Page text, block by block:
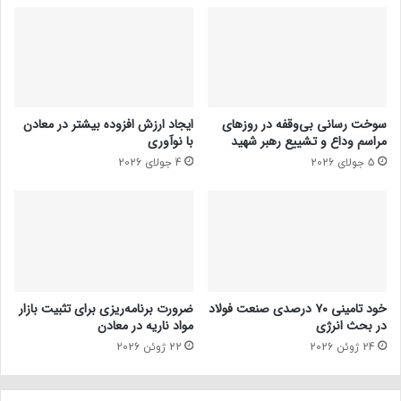
سوخت رسانی بی‌وقفه در روز‌های
مراسم وداع و تشییع رهبر شهید
5 جولای 2026
ایجاد ارزش افزوده بیشتر در معادن
با نوآوری
4 جولای 2026
خود تامینی ۷۰ درصدی صنعت فولاد
در بحث انرژی
24 ژوئن 2026
ضرورت برنامه‌ریزی برای تثبیت بازار
مواد ناریه در معادن
22 ژوئن 2026